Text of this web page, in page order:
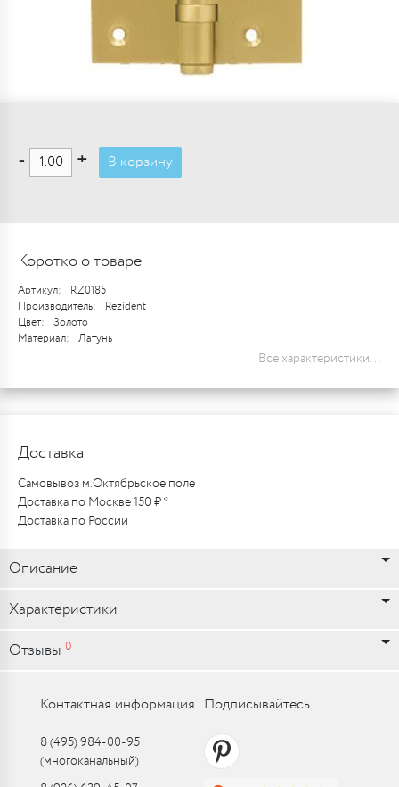
- + В корзину
Коротко о товаре
Артикул:
RZ0185
Производитель:
Rezident
Цвет:
Золото
Материал:
Латунь
Все характеристики...
Доставка
Самовывоз м.Октябрьское поле
Доставка по Москве 150 ₽ *
Доставка по России
Описание
Характеристики
Отзывы 0
Контактная информация
8 (495) 984-00-95
(многоканальный)
Подписывайтесь